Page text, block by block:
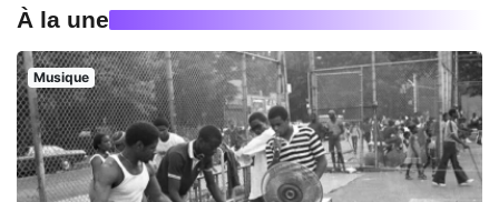
À la une
Musique